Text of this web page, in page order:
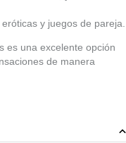
y juegos de pareja.
es una excelente opción
de manera